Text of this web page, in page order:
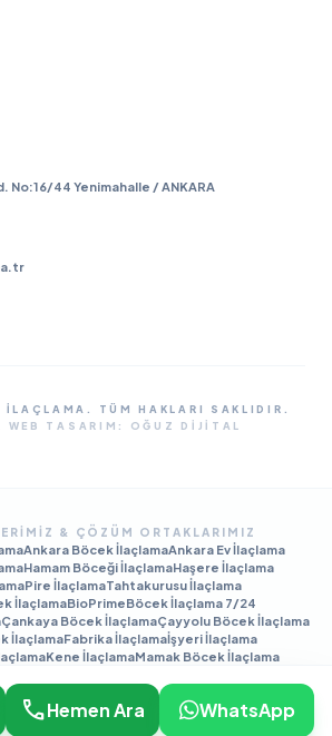
No:16/44 Yenimahalle / ANKARA
TÜM HAKLARI SAKLIDIR.
WEB TASARIM:
OĞUZ DIJITAL
& ÇÖZÜM ORTAKLARIMIZ
Ankara Böcek İlaçlamaAnkara Ev İlaçlama
Hamam Böceği İlaçlamaHaşere İlaçlama
Pire İlaçlamaTahtakurusu İlaçlama
İlaçlamaBioPrimeBöcek İlaçlama 7/24
Çankaya Böcek İlaçlamaÇayyolu Böcek İlaçlama
İlaçlamaFabrika İlaçlamaİşyeri İlaçlama
Kene İlaçlamaMamak Böcek İlaçlama
callHemen Ara WhatsApp